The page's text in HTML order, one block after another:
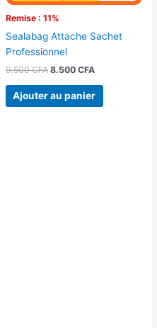
Remise : 11%
Sealabag Attache Sachet
Professionnel
9.500CFA 8.500 CFA
Ajouter au panier